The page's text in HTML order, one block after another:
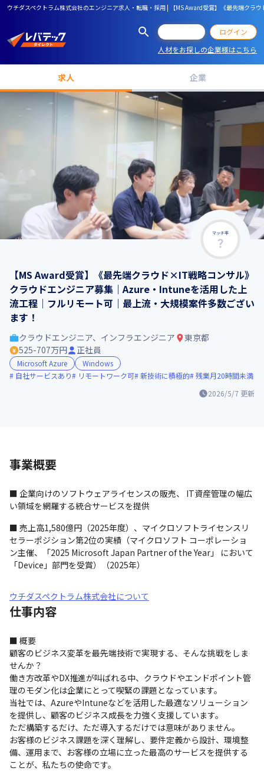
ウチダスペクトラム株式会社のエンジニア求人・転職・採用 | 【MS Award受賞】《最先端ク
ログイン
人材をお探しの企業様はこちら
求人 企業
マッチ率
【MS Award受賞】《最先端クラウド×IT戦略コンサル》
クラウドエンジニア募集｜Azure・Intuneを活用した上
流工程｜フルリモート可｜最上流・大規模案件多数ござい
ます！
2026/5/7 更新
クラウドエンジニア、インフラエンジニア
東京都
525-707万円
正社員
Microsoft Azure
Windows
自社サービスあり
リモートワーク可 新技術に積極的 残業月20時間未満
事業概要
■ 企業向けのソフトウェアライセンスの販売、 IT資産管理の幅広
い領域を網羅する統合サービスを提供
■ 売上高1,580億円（2025年度）、マイクロソフトライセンスリ
セラーポジション第2位の実績（マイクロソフト コーポレーショ
ン主催、「2025 Microsoft Japan Partner of the Year」 において
「Device」部門を受賞）（2025年）
ウチダスペクトラム株式会社について
仕事内容
■ 概要
顧客のビジネス変革を最先端技術で実現する、そんな挑戦をしま
せんか？
働き方改革やDX推進が叫ばれる中、クラウドやエンドポイント管
理のモダン化は企業にとって喫緊の課題となっています。
当社では、AzureやIntuneなどを活用した最適なソリューション
を提供し、顧客のビジネス成長を力強く支援しています。
ただ構築するだけ、ただ導入するだけでは意味がありません。
お客様のビジネス課題を深く理解し、要件定義から設計、環境整
備、運用まで、お客様の立場に立った最高のサービスを提供する
ことが、私たちの使命です。